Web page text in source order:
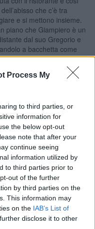
Process My
to third parties, or
information for
the below opt-out
note that after your
continue seeing
information utilized by
to third parties prior to
out of the further
by third parties on the
This information may
on the IAB’s List of
disclose it to other
che c’è tra
e si mettono insieme.
piano che Giampiero è un
dal suo Gregorio e
a bacchetta come
specie adesso che ha
che è sempre pronto a
(esistente solo nei suoi
la sua vita senza lode e
ne è rimasto niente.
le cose così come vengono
barca che ha rotto il
si tratta di
in realtà sono due
se si è rassegnata, soffre
cambi mentre se accetta
la realtà senza
di fare altri